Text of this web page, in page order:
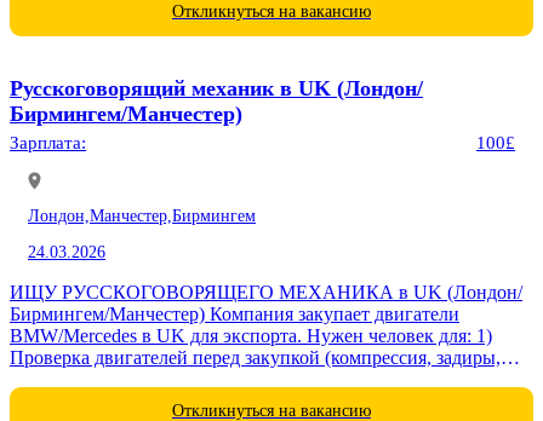
Откликнуться на вакансию
Русскоговорящий механик в UK (Лондон/
Бирмингем/Манчестер)
Зарплата: 100£
Лондон, Манчестер, Бирмингем
24.03.2026
ИЩУ РУССКОГОВОРЯЩЕГО МЕХАНИКА в UK (Лондон/
Бирмингем/Манчестер) Компания закупает двигатели
BMW/Mercedes в UK для экспорта. Нужен человек для: 1)
Проверка двигателей перед закупкой (компрессия, задиры,
Видео/фото...
Откликнуться на вакансию